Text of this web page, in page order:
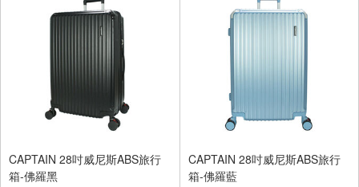
CAPTAIN 28吋威尼斯ABS旅行
箱-佛羅黑
CAPTAIN 28吋威尼斯ABS旅行
箱-佛羅藍